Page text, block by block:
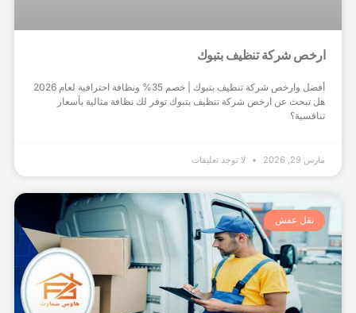
ارخص شركة تنظيف بتبوك
أفضل وارخص شركة تنظيف بتبوك | خصم 35% ونظافة احترافية لعام 2026
هل تبحث عن ارخص شركة تنظيف بتبوك توفر لك نظافة مثالية بأسعار
تنافسية؟
مارس 29, 2026 لا توجد تعليقات
نقل عفش